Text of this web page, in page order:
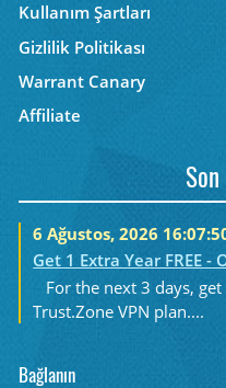
Kullanım Şartları
Gizlilik Politikası
Warrant Canary
Affiliate
6 Ağustos, 2026
Get 1 Extra Year FREE
For the next 3 days,
Trust.Zone VPN plan....
Bağlanın